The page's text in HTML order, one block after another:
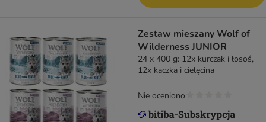
Zestaw mieszany Wolf of
Wilderness JUNIOR
24 x 400 g: 12x kurczak i łosoś,
12x kaczka i cielęcina
Nie oceniono